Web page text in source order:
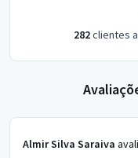
282clientes
Almir Silva Saraiva